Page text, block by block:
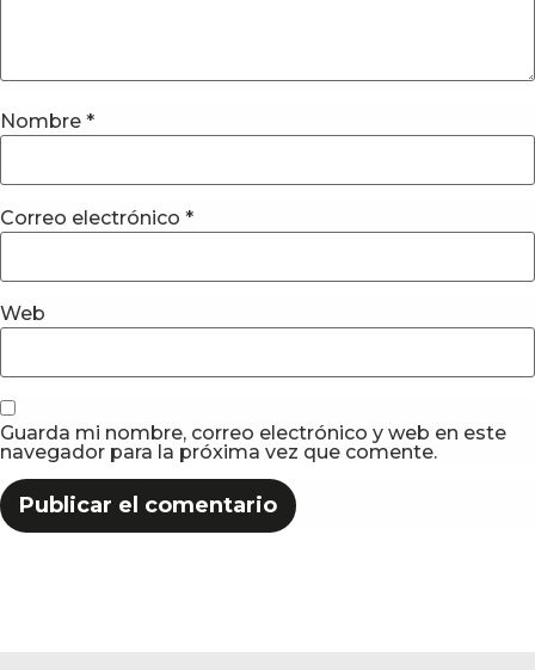
Nombre *
Correo electrónico *
Web
Guarda mi nombre, correo electrónico y web en este
navegador para la próxima vez que comente.